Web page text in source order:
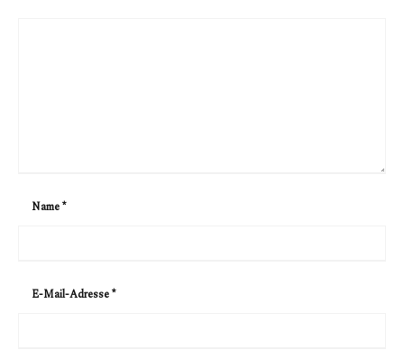
Name*
E-Mail-Adresse*